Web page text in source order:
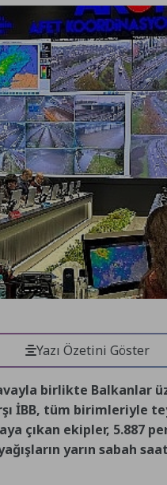
Yazı Özetini Göster
birlikte Balkanlar
İBB, tüm birimleriyle
çıkan ekipler, 5.887
yarın sabah